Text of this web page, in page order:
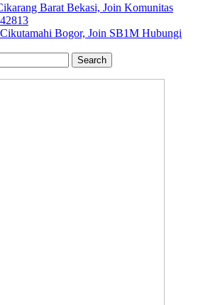
Barat Bekasi, Join Komunitas
Bogor, Join SB1M Hubungi